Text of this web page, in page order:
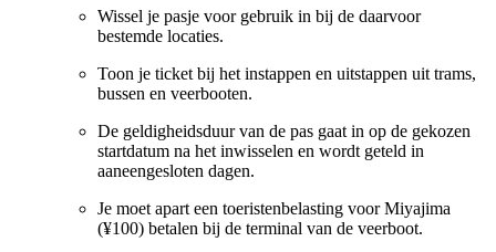
Wissel je pasje voor gebruik in bij de daarvoor
bestemde locaties.
Toon je ticket bij het instappen en uitstappen uit trams,
bussen en veerbooten.
De geldigheidsduur van de pas gaat in op de gekozen
startdatum na het inwisselen en wordt geteld in
aaneengesloten dagen.
Je moet apart een toeristenbelasting voor Miyajima
(¥100) betalen bij de terminal van de veerboot.